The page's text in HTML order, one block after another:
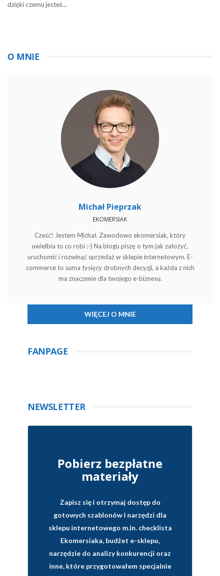
dzięki czemu jesteś…
O MNIE
Michał Pieprzak
EKOMERSIAK
Cześć! Jestem Michał. Zawodowo ekomersiak, który
uwielbia to co robi :-) Na blogu piszę o tym jak założyć,
uruchomić i rozwinąć sprzedaż w sklepie internetowym. E-
commerce to suma tysięcy drobnych decyzji, a każda z nich
ma znaczenie dla twojego e-biznesu.
WIĘCEJ O MNIE
FANPAGE
NEWSLETTER
Pobierz bezpłatne
materiały
Zapisz się i otrzymaj dostęp do
gotowych szablonów i narzędzi dla
sklepu internetowego m.in. checklista
Ekomersiaka, budżet e-sklepu,
narzędzie do analizy konkurencji oraz
inne, które przygotowałem specjalnie